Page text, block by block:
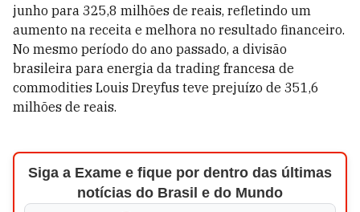
junho para 325,8 milhões de reais, refletindo um
aumento na receita e melhora no resultado financeiro.
No mesmo período do ano passado, a divisão
brasileira para energia da trading francesa de
commodities Louis Dreyfus teve prejuízo de 351,6
milhões de reais.
Siga a Exame e fique por dentro das últimas
notícias do Brasil e do Mundo